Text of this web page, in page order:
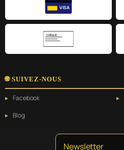
VISA
CHÈQUE
🌐 SUIVEZ-NOUS
Facebook
Blog
Newsletter